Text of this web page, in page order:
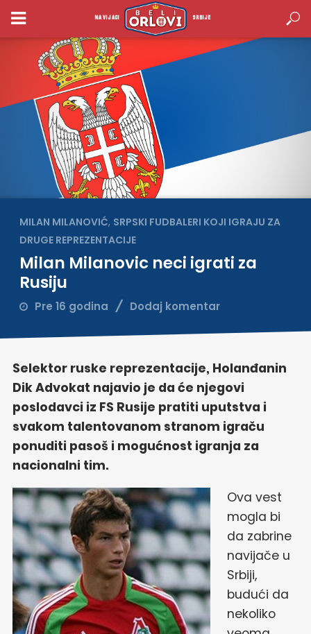
NAVIJACI SRBIJE
MILAN MILANOVIĆ, SRPSKI FUDBALERI KOJI IGRAJU ZA
DRUGE REPREZENTACIJE
Milan Milanovic neci igrati za
Rusiju
Pre 16 godina Dodaj komentar
Selektor ruske reprezentacije, Holanđanin
Dik Advokat najavio je da će njegovi
poslodavci iz FS Rusije pratiti uputstva i
svakom talentovanom stranom igraču
ponuditi pasoš i mogućnost igranja za
nacionalni tim.
Ova vest
mogla bi
da zabrine
navijače u
Srbiji,
budući da
nekoliko